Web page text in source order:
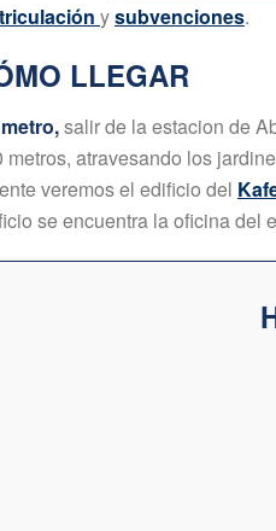
ysubvenciones.
LLEGAR
salir de la estacion de
metros, atravesando los
veremos el edificio del
se encuentra la oficina del